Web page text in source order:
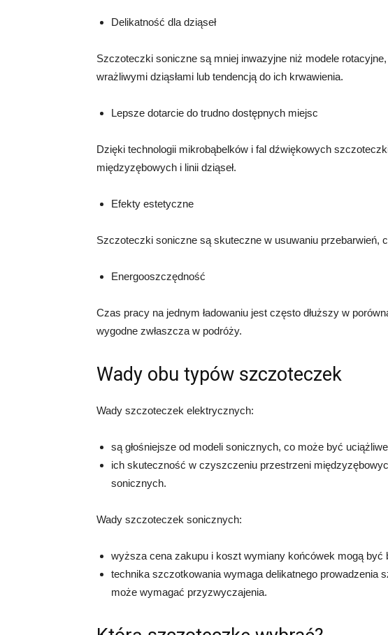
Delikatność dla dziąseł
Szczoteczki soniczne są mniej inwazyjne niż modele
wrażliwymi dziąsłami lub tendencją do ich krwawienia.
Lepsze dotarcie do trudno dostępnych miejsc
Dzięki technologii mikrobąbelków i fal dźwiękowych
międzyzębowych i linii dziąseł.
Efekty estetyczne
Szczoteczki soniczne są skuteczne w usuwaniu przebarwień,
Energooszczędność
Czas pracy na jednym ładowaniu jest często dłuższy w
wygodne zwłaszcza w podróży.
Wady obu typów szczoteczek
Wady szczoteczek elektrycznych:
są głośniejsze od modeli sonicznych, co może być
ich skuteczność w czyszczeniu przestrzeni
sonicznych.
Wady szczoteczek sonicznych:
wyższa cena zakupu i koszt wymiany końcówek mogą być
technika szczotkowania wymaga delikatnego prowadzenia
może wymagać przyzwyczajenia.